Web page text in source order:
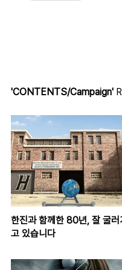
'CONTENTS/Campaign'
한진과 함께한 80년, 잘 굴러
고 있습니다